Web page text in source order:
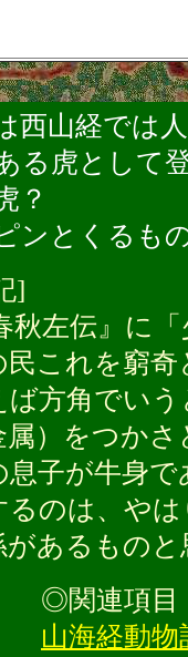
西山経では
る虎として
？
ンとくるも
]
秋左伝』に
民これを窮
ば方角でい
属）をつか
息子が牛身
るのは、や
があるもの
◎関連項目
山海経動